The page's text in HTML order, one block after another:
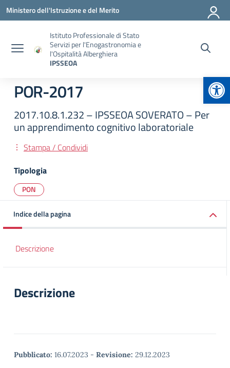
Vai ai contenuti
Vai al menu di navigazione
Vai al footer
Ministero dell'Istruzione e del Merito
Istituto Professionale di Stato
Servizi per l'Enogastronomia e
l'Ospitalità Alberghiera
IPSSEOA
POR-2017
2017.10.8.1.232 – IPSSEOA SOVERATO – Per
un apprendimento cognitivo laboratoriale
Stampa / Condividi
Tipologia
PON
Indice della pagina
Descrizione
Descrizione
Pubblicato: 16.07.2023 - Revisione: 29.12.2023